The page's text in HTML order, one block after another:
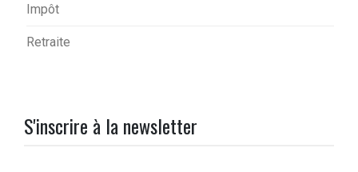
Impôt
Retraite
S'inscrire à la newsletter